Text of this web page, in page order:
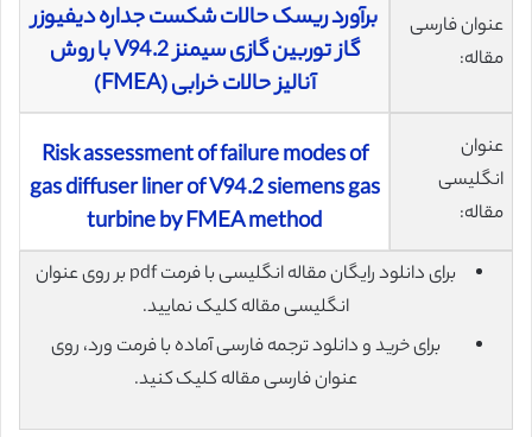
عنوان فارسی
مقاله:
برآورد ریسک حالات شکست جداره دیفیوزر
گاز توربین گازی سیمنز V94.2 با روش
آنالیز حالات خرابی (FMEA)
عنوان
انگلیسی
مقاله:
Risk assessment of failure modes of
gas diffuser liner of V94.2 siemens gas
turbine by FMEA method
برای دانلود رایگان مقاله انگلیسی با فرمت pdf بر روی عنوان
انگلیسی مقاله کلیک نمایید.
برای خرید و دانلود ترجمه فارسی آماده با فرمت ورد، روی
عنوان فارسی مقاله کلیک کنید.